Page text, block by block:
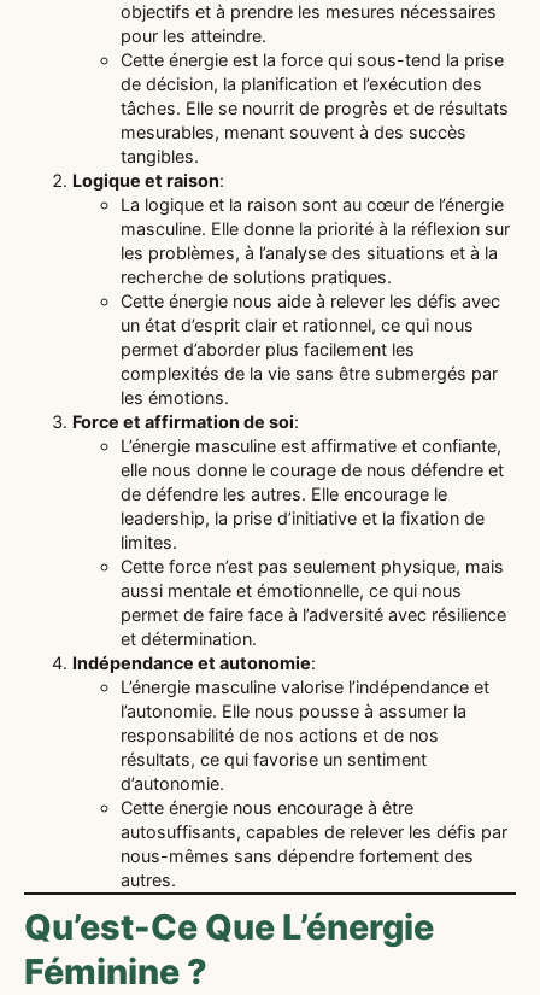
objectifs et à prendre les mesures nécessaires
pour les atteindre.
Cette énergie est la force qui sous-tend la prise
de décision, la planification et l’exécution des
tâches. Elle se nourrit de progrès et de résultats
mesurables, menant souvent à des succès
tangibles.
Logique et raison:
La logique et la raison sont au cœur de l’énergie
masculine. Elle donne la priorité à la réflexion sur
les problèmes, à l’analyse des situations et à la
recherche de solutions pratiques.
Cette énergie nous aide à relever les défis avec
un état d’esprit clair et rationnel, ce qui nous
permet d’aborder plus facilement les
complexités de la vie sans être submergés par
les émotions.
Force et affirmation de soi:
L’énergie masculine est affirmative et confiante,
elle nous donne le courage de nous défendre et
de défendre les autres. Elle encourage le
leadership, la prise d’initiative et la fixation de
limites.
Cette force n’est pas seulement physique, mais
aussi mentale et émotionnelle, ce qui nous
permet de faire face à l’adversité avec résilience
et détermination.
Indépendance et autonomie:
L’énergie masculine valorise l’indépendance et
l’autonomie. Elle nous pousse à assumer la
responsabilité de nos actions et de nos
résultats, ce qui favorise un sentiment
d’autonomie.
Cette énergie nous encourage à être
autosuffisants, capables de relever les défis par
nous-mêmes sans dépendre fortement des
autres.
Qu’est-Ce Que L’énergie
Féminine ?